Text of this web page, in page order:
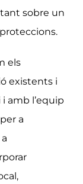
sobre un
els
existents i
amb l’equip
a